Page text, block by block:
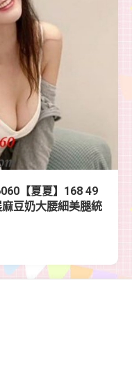
【夏夏】168 49
豆奶大腰細美腿統